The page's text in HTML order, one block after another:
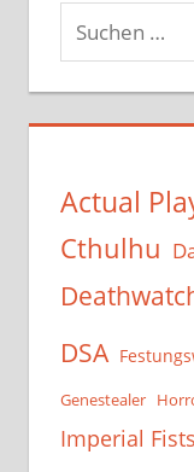
Suchen
nach:
Actual
Cthulhu
DSA
Genestealer
Imperial Fists